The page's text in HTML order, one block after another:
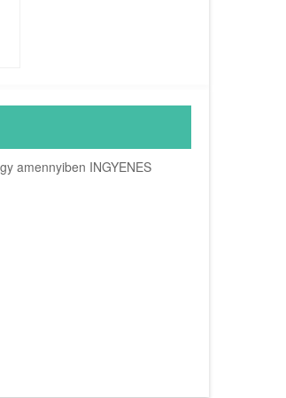
amennyiben INGYENES